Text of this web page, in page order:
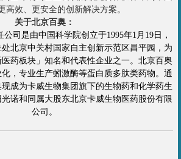
高效、更安全的创新解决方案。
关于北京百奥：
司是由中国科学院创立于1995年1月19日，
北京中关村国家自主创新示范区昌平园，为
药板块」知名和代表性企业之一。北京百奥
，专业生产蚓激酶等蛋白质多肽类药物。通
成为卡威生物集团旗下的生物药和化学药生
诺和同属大股东北京卡威生物医药股份有限
公司。